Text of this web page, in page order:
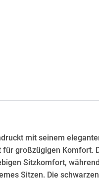
mit seinem
großzügigen Komfort.
Sitzkomfort,
Sitzen. Die